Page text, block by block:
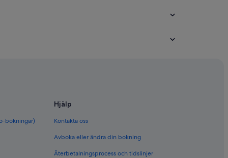
France
bokningar)
Hjälp
Kontakta oss
Avboka eller ändra din bokning
Återbetalningsprocess och tidslinjer